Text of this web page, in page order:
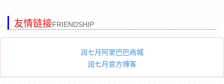
友情链接FRIENDSHIP
润七月阿里巴巴商城
润七月官方博客